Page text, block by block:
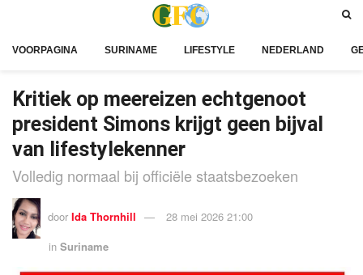
VOORPAGINA SURINAME LIFESTYLE NEDERLAND
Kritiek op meereizen echtgenoot
president Simons krijgt geen bijval
van lifestylekenner
Volledig normaal bij officiële staatsbezoeken
door Ida Thornhill
28 mei 2026 21:00
in Suriname